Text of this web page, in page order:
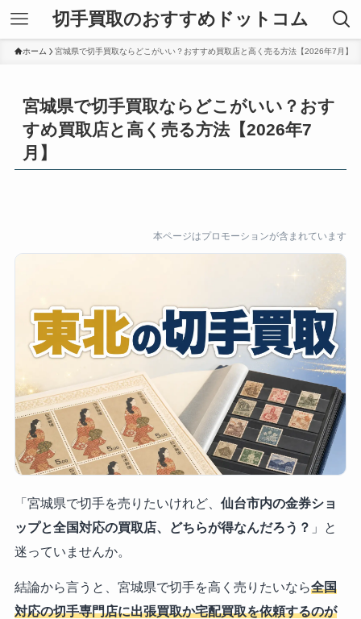
切手買取のおすすめドットコム
ホーム 宮城県で切手買取ならどこがいい？おすすめ買取店と高く売る方法【2026年7月】
宮城県で切手買取ならどこがいい？おす
すめ買取店と高く売る方法【2026年7
月】
本ページはプロモーションが含まれています
「宮城県で切手を売りたいけれど、 仙台市内の金券ショ
ップと全国対応の買取店、どちらが得なんだろう？ 」と
迷っていませんか。
結論から言うと、宮城県で切手を高く売りたいなら全国
対応の切手専門店に出張買取か宅配買取を依頼するのが